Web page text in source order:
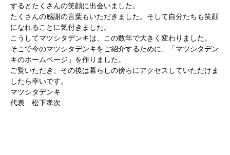
するとたくさんの笑顔に出会いました。
たくさんの感謝の言葉もいただきました。そして自分たちも笑顔
になれることに気付きました。
こうしてマツシタデンキは、この数年で大きく変わりました。
そこで今のマツシタデンキをご紹介するために、「マツシタデン
キのホームページ」を作りました。
ご覧いただき、その後は暮らしの傍らにアクセスしていただけま
したら幸いです。
マツシタデンキ
代表 松下孝次